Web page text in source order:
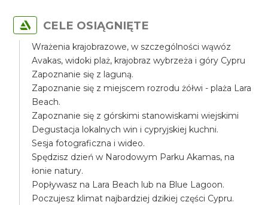
CELE OSIĄGNIĘTE
Wrażenia krajobrazowe, w szczególności wąwóz
Avakas, widoki plaż, krajobraz wybrzeża i góry Cypru
Zapoznanie się z laguną.
Zapoznanie się z miejscem rozrodu żółwi - plaża Lara
Beach.
Zapoznanie się z górskimi stanowiskami wiejskimi
Degustacja lokalnych win i cypryjskiej kuchni.
Sesja fotograficzna i wideo.
Spędzisz dzień w Narodowym Parku Akamas, na
łonie natury.
Popływasz na Lara Beach lub na Blue Lagoon.
Poczujesz klimat najbardziej dzikiej części Cypru.